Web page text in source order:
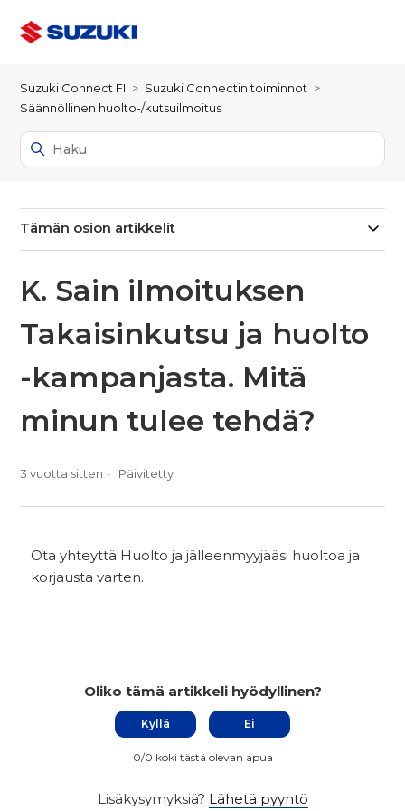
Suzuki Connect FI
Suzuki Connectin toiminnot
Säännöllinen huolto-/kutsuilmoitus
Tämän osion artikkelit
K. Sain ilmoituksen
Takaisinkutsu ja huolto
-kampanjasta. Mitä
minun tulee tehdä?
3 vuotta sitten Päivitetty
Ota yhteyttä Huolto ja jälleenmyyjääsi huoltoa ja
korjausta varten.
Oliko tämä artikkeli hyödyllinen?
Kyllä Ei
0/0 koki tästä olevan apua
Lisäkysymyksiä? Lähetä pyyntö